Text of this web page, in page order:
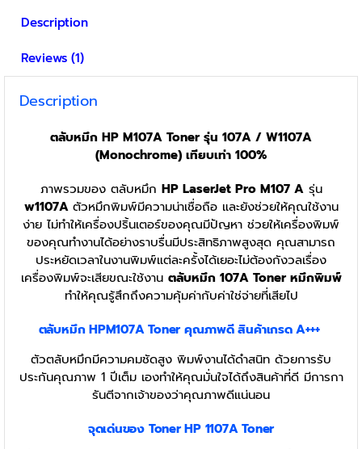
Description
Reviews (1)
Description
ตลับหมึก HP M107A Toner รุ่น 107A / W1107A
(Monochrome) เทียบเท่า 100%
ภาพรวมของ ตลับหมึก HP LaserJet Pro M107 Aรุ่น
w1107A ตัวหมึกพิมพ์มีความน่าเชื่อถือ และยังช่วยให้คุณใช้งาน
ง่าย ไม่ทำให้เครื่องปริ้นเตอร์ของคุณมีปัญหา ช่วยให้เครื่องพิมพ์
ของคุณทำงานได้อย่างราบรื่นมีประสิทธิภาพสูงสุด คุณสามารถ
ประหยัดเวลาในงานพิมพ์แต่ละครั้งได้เยอะไม่ต้องกังวลเรื่อง
เครื่องพิมพ์จะเสียขณะใช้งาน ตลับหมึก 107A Toner หมึกพิมพ์
ทำให้คุณรู้สึกถึงความคุ้มค่ากับค่าใช่จ่ายที่เสียไป
ตลับหมึก HPM107ATonerคุณภาพดี สินค้าเกรด A+++
ตัวตลับหมึกมีความคมชัดสูง พิมพ์งานได้ดำสนิท ด้วยการรับ
ประกันคุณภาพ 1 ปีเต็ม เองทำให้คุณมั่นใจได้ถึงสินค้าที่ดี มีการกา
รันตีจากเจ้าของว่าคุณภาพดีแน่นอน
จุดเด่นของ TonerHP 1107A Toner